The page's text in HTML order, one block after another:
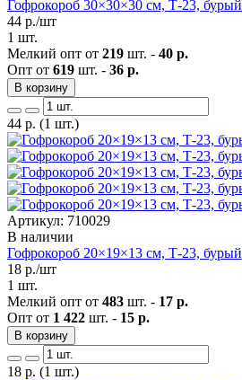
Гофрокороб 30×30×30 см, Т-23, бурый
44 р./шт
1 шт.
Мелкий опт от 219 шт. - 40 р.
Опт от 619 шт. - 36 р.
В корзину
44 р. (1 шт.)
Артикул: 710029
В наличии
Гофрокороб 20×19×13 см, Т-23, бурый
18 р./шт
1 шт.
Мелкий опт от 483 шт. - 17 р.
Опт от 1 422 шт. - 15 р.
В корзину
18 р. (1 шт.)